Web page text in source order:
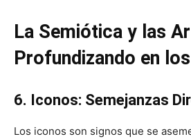
La Semiótica y las
Profundizando en
6. Iconos: Semejanzas
Los iconos son signos que se